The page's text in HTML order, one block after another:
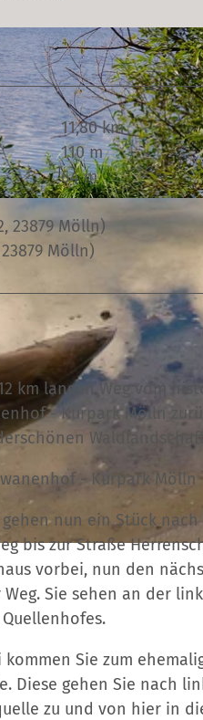
11,80 km
110 m
64 m
23879 Mölln)
Mölln)
km langen Weg vom
- Kurpark Mölln
- Kurpark Mölln
nun ein Stück
bis zur Straße
vorbei, nun den
Sie sehen an der
Sie zum
Diese gehen Sie nach
zu und von hier in